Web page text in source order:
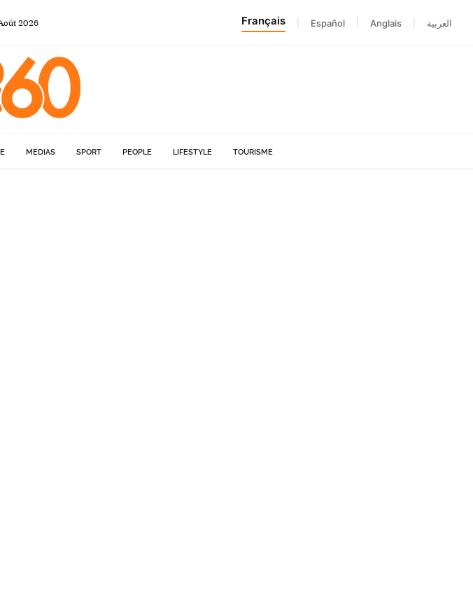
2026 Français Español Anglais العربية
MÉDIAS SPORT PEOPLE LIFESTYLE TOURISME